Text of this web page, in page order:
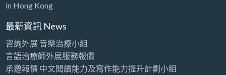
in Hong Kong
最新資訊 News
咨詢外展 音樂治療小組
言語治療師外展服務報價
承邀報價 中文閱讀能力及寫作能力提升計劃小組